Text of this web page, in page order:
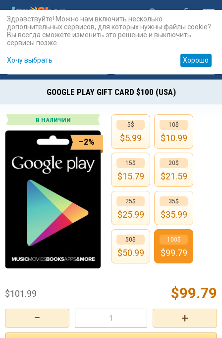
Карты Prepaid
GOOGLE PLAY GIFT CARD $100 (USA)
В НАЛИЧИИ
–2%
+
−
$99.79
$101.99
5$
$5.99
10$
$10.99
15$
$15.79
20$
$21.59
25$
$25.99
35$
$35.99
50$
$50.99
100$
$99.79
Здравствуйте! Можно нам включить несколько
дополнительных сервисов, для которых нужны файлы cookie?
Вы всегда сможете изменить это решение и выключить
сервисы позже.
Хочу выбрать Хорошо